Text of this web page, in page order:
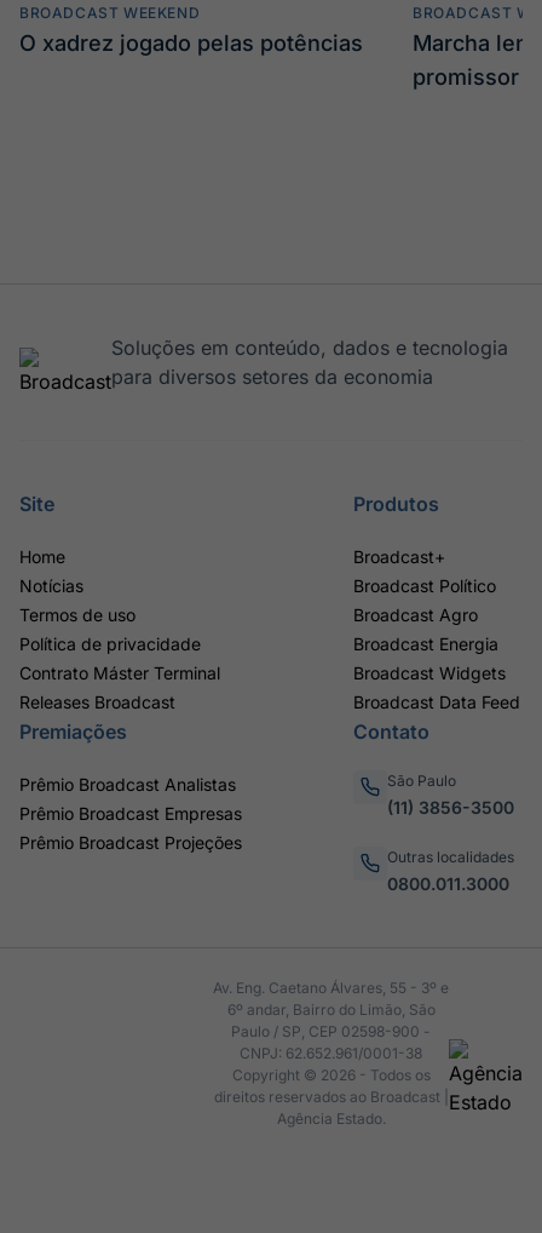
BROADCAST WEEKEND
O xadrez jogado pelas potências
BROADCAST
Marcha
promissor
Soluções em conteúdo, dados e tecnologia
para diversos setores da economia
Site
Home
Notícias
Termos de uso
Política de privacidade
Contrato Máster Terminal
Releases Broadcast
Produtos
Broadcast+
Broadcast Político
Broadcast Agro
Broadcast Energia
Broadcast Widgets
Broadcast Data Feed
Premiações
Prêmio Broadcast Analistas
Prêmio Broadcast Empresas
Prêmio Broadcast Projeções
Contato
São Paulo
(11) 3856-3500
Outras localidades
0800.011.3000
Av. Eng. Caetano Álvares, 55 - 3º e
6º andar, Bairro do Limão, São
Paulo / SP, CEP 02598-900 -
CNPJ: 62.652.961/0001-38
Copyright © 2026 - Todos os
direitos reservados ao Broadcast |
Agência Estado.